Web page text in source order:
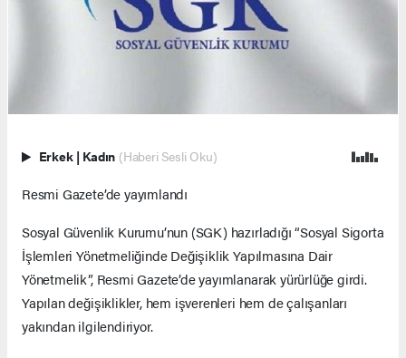
Erkek | Kadın (Haberi Sesli Oku)
Resmi Gazete’de yayımlandı
Sosyal Güvenlik Kurumu’nun (SGK) hazırladığı “Sosyal Sigorta
İşlemleri Yönetmeliğinde Değişiklik Yapılmasına Dair
Yönetmelik”, Resmi Gazete’de yayımlanarak yürürlüğe girdi.
Yapılan değişiklikler, hem işverenleri hem de çalışanları
yakından ilgilendiriyor.